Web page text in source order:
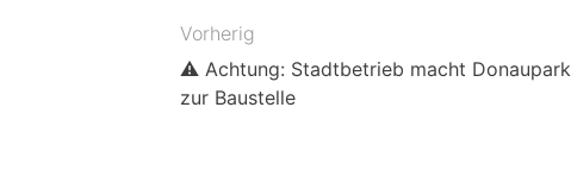
Beitragsnavigation
Vorherig
⚠️ Achtung: Stadtbetrieb macht Donaupark
zur Baustelle